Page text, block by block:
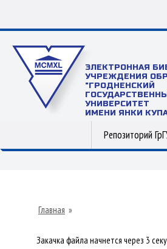
ЭЛЕКТРОННАЯ
УЧРЕЖДЕНИЯ
"ГРОДНЕНСКИЙ
УНИВЕРСИТЕТ
ИМЕНИ ЯНКИ
Репозиторий
Главная »
Закачка файла начнется через 3